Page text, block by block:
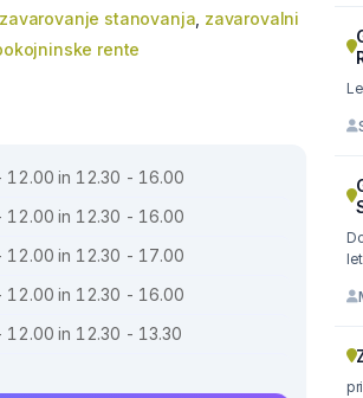
zavarovanje stanovanja, zavarovalni
rente
12.00 in 12.30 - 16.00
12.00 in 12.30 - 16.00
12.00 in 12.30 - 17.00
12.00 in 12.30 - 16.00
12.00 in 12.30 - 13.30